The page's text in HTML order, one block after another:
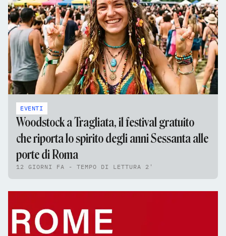
EVENTI
Woodstock a Tragliata, il festival gratuito
che riporta lo spirito degli anni Sessanta alle
porte di Roma
12 GIORNI FA - TEMPO DI LETTURA 2'